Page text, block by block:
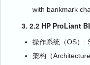
with bankmark
3. 2.2 HP ProLiant
操作系统（OS）:
架构（